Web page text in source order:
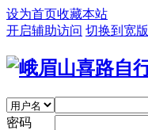
设为首页收藏本站
开启辅助访问 切换到宽版
密码